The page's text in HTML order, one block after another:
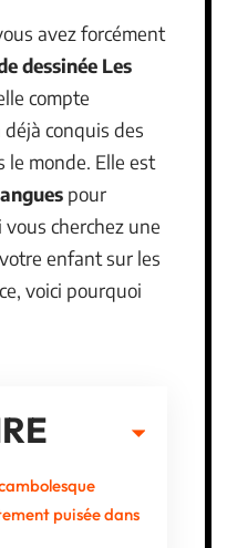
avez forcément
dessinée Les
compte
conquis des
le monde. Elle est
pour
cherchez une
enfant sur les
voici pourquoi
puisée dans